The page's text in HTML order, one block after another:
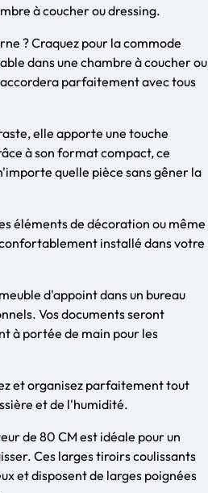
à coucher ou dressing.
? Craquez pour la commode
dans une chambre à coucher ou
parfaitement avec tous
elle apporte une touche
à son format compact, ce
quelle pièce sans gêner la
éléments de décoration ou même
installé dans votre
d'appoint dans un bureau
Vos documents seront
à portée de main pour les
et organisez parfaitement tout
et de l'humidité.
de 80 CM est idéale pour un
Ces larges tiroirs coulissants
et disposent de larges poignées